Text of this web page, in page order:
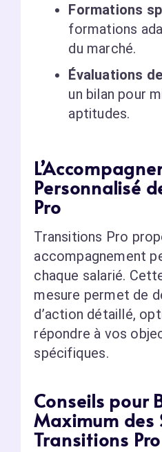
Formations
formations
du marché.
Évaluations
un bilan pour
aptitudes.
Personnalisé
Pro
Transitions Pro
accompagnement
chaque salarié.
mesure permet de
d’action détaillé,
répondre à vos
spécifiques.
Conseils pour
Maximum des
Transitions Pro